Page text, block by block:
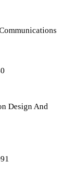
Design And